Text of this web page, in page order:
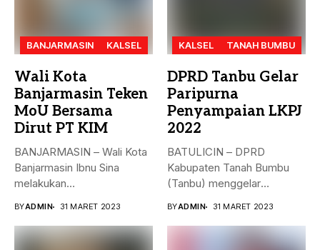
BANJARMASIN KALSEL
Wali Kota
Banjarmasin Teken
MoU Bersama
Dirut PT KIM
BANJARMASIN – Wali Kota
Banjarmasin Ibnu Sina
melakukan
BYADMIN 31 MARET 2023
KALSEL TANAH BUMBU
DPRD Tanbu Gelar
Paripurna
Penyampaian LKPJ
2022
BATULICIN – DPRD
Kabupaten Tanah Bumbu
(Tanbu) menggelar
BYADMIN 31 MARET 2023